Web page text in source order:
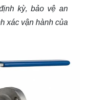
kỳ, bảo vệ an
xác vận hành của